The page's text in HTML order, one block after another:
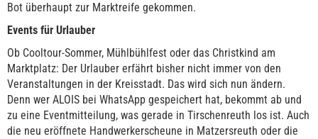
Bot überhaupt zur Marktreife gekommen.
Events für Urlauber
Ob Cooltour-Sommer, Mühlbühlfest oder das Christkind am
Marktplatz: Der Urlauber erfährt bisher nicht immer von den
Veranstaltungen in der Kreisstadt. Das wird sich nun ändern.
Denn wer ALOIS bei WhatsApp gespeichert hat, bekommt ab und
zu eine Eventmitteilung, was gerade in Tirschenreuth los ist. Auch
die neu eröffnete Handwerkerscheune in Matzersreuth oder die